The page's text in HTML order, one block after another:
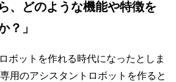
、どのような機能や特徴を
？」
ボットを作れる時代になったとしま
用のアシスタントロボットを作ると